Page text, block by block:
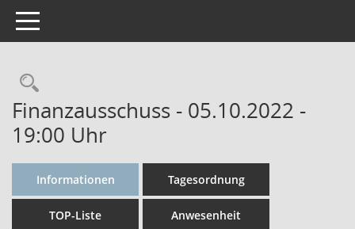
Toggle navigation
Rechercheauswahl
Finanzausschuss - 05.10.2022 -
19:00 Uhr
Informationen Tagesordnung
TOP-Liste Anwesenheit